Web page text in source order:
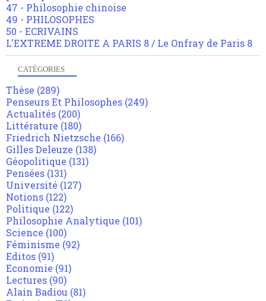
47 - Philosophie chinoise
49 - PHILOSOPHES
50 - ECRIVAINS
L'EXTREME DROITE A PARIS 8 / Le Onfray de Paris 8
CATÉGORIES
Thèse (289)
Penseurs Et Philosophes (249)
Actualités (200)
Littérature (180)
Friedrich Nietzsche (166)
Gilles Deleuze (138)
Géopolitique (131)
Pensées (131)
Université (127)
Notions (122)
Politique (122)
Philosophie Analytique (101)
Science (100)
Féminisme (92)
Editos (91)
Economie (91)
Lectures (90)
Alain Badiou (81)